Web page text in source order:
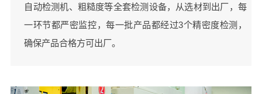
自动检测机、粗糙度等全套检测设备，从选材到出厂，每
一环节都严密监控，每一批产品都经过3个精密度检测，
确保产品合格方可出厂。